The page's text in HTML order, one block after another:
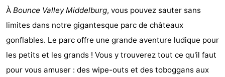
Oosterschelde
Nature
Kop
Walcheren
À Bounce Valley Middelburg, vous pouvez sauter sans
limites dans notre gigantesque parc de châteaux
gonflables. Le parc offre une grande aventure ludique pour
les petits et les grands ! Vous y trouverez tout ce qu'il faut
pour vous amuser : des wipe-outs et des toboggans aux